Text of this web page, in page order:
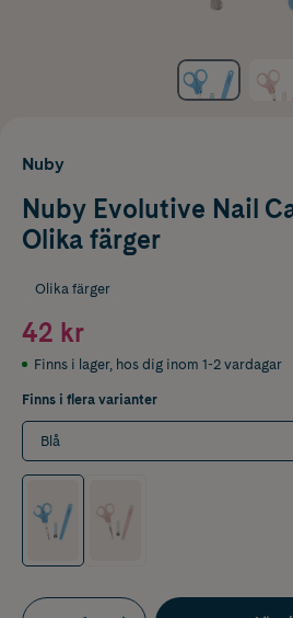
Nuby
Nuby Evolutive Nail
Olika färger
Olika färger
42 kr
Finns i lager, hos dig inom 1-2 vardagar
Finns i flera varianter
Blå